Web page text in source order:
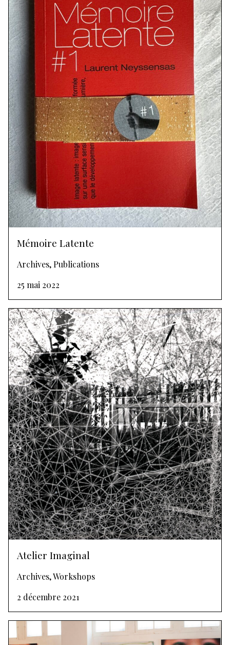
Mémoire Latente
Archives, Publications
25 mai 2022
Atelier Imaginal
Archives, Workshops
2 décembre 2021